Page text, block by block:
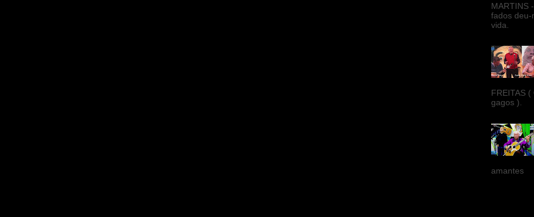
MARTINS
fados deu-
vida.
FREITAS (
gagos ).
amantes